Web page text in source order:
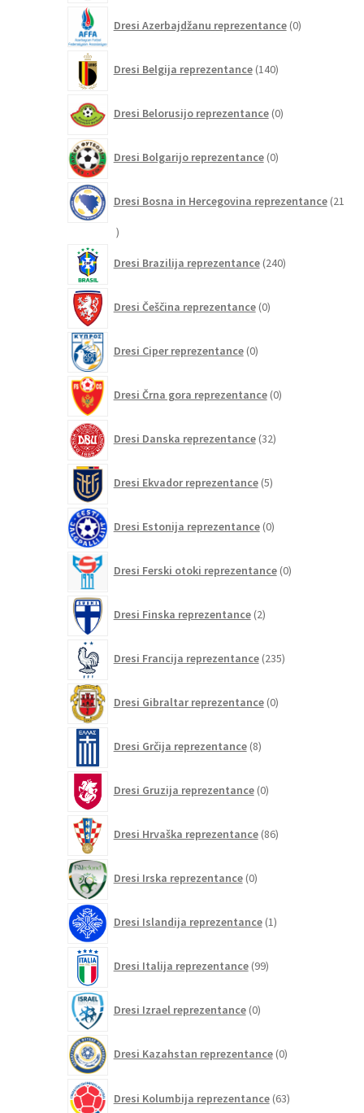
Dresi Azerbajdžanu reprezentance 0izdelkov
Dresi Belgija reprezentance 140izdelkov
Dresi Belorusijo reprezentance 0izdelkov
Dresi Bolgarijo reprezentance 0izdelkov
Dresi Bosna in Hercegovina reprezentance 21
21
Dresi Brazilija reprezentance 240izdelkov
Dresi Češčina reprezentance 0izdelkov
Dresi Ciper reprezentance 0izdelkov
Dresi Črna gora reprezentance 0izdelkov
Dresi Danska reprezentance 32izdelkov
Dresi Ekvador reprezentance 5izdelkov
Dresi Estonija reprezentance 0izdelkov
Dresi Ferski otoki reprezentance 0izdelkov
Dresi Finska reprezentance 2izdelka
Dresi Francija reprezentance 235izdelkov
Dresi Gibraltar reprezentance 0izdelkov
Dresi Grčija reprezentance 8izdelkov
Dresi Gruzija reprezentance 0izdelkov
Dresi Hrvaška reprezentance 86izdelkov
Dresi Irska reprezentance 0izdelkov
Dresi Islandija reprezentance 1izdelek
Dresi Italija reprezentance 99izdelkov
Dresi Izrael reprezentance 0izdelkov
Dresi Kazahstan reprezentance 0izdelkov
Dresi Kolumbija reprezentance 63izdelkov